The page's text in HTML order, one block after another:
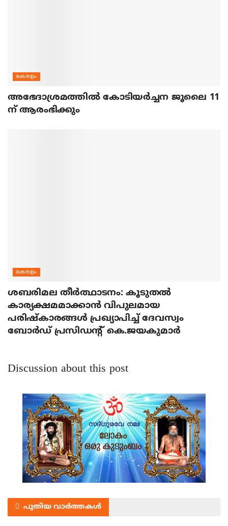
കേരളം
അഭേദാശ്രമത്തില്‍ കോടിയര്‍ച്ചന ജൂലൈ 11
ന് ആരംഭിക്കും
കേരളം
ശബരിമല തീര്‍ത്ഥാടനം: കൂടുതല്‍
കാര്യക്ഷമമാക്കാന്‍ വിപുലമായ
പരിഷ്‌കാരങ്ങള്‍ പ്രഖ്യാപിച്ച് ദേവസ്വം
ബോര്‍ഡ് പ്രസിഡന്റ് കെ.ജയകുമാര്‍
Discussion about this post
പുതിയ വാർത്തകൾ